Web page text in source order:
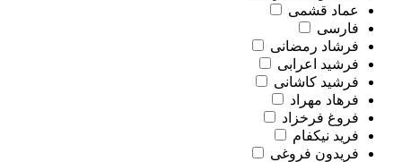
عماد قشمی
فارسی
فرشاد رمضانی
فرشید اعرابی
فرشید کاشانی
فرهاد مهراد
فروغ فرخزاد
فرید نیکفام
فریدون فروغی